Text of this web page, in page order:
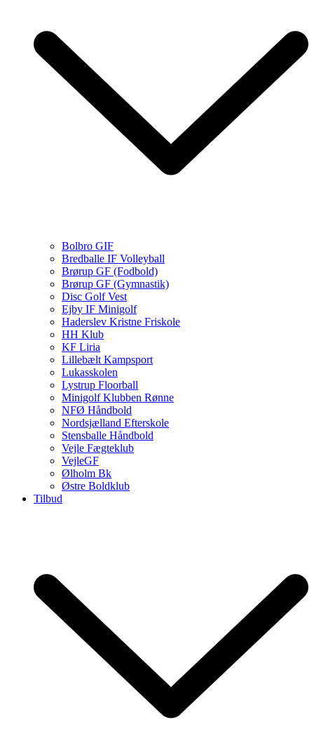
Bolbro GIF
Bredballe IF Volleyball
Brørup GF (Fodbold)
Brørup GF (Gymnastik)
Disc Golf Vest
Ejby IF Minigolf
Haderslev Kristne Friskole
HH Klub
KF Liria
Lillebælt Kampsport
Lukasskolen
Lystrup Floorball
Minigolf Klubben Rønne
NFØ Håndbold
Nordsjælland Efterskole
Stensballe Håndbold
Vejle Fægteklub
VejleGF
Ølholm Bk
Østre Boldklub
Tilbud